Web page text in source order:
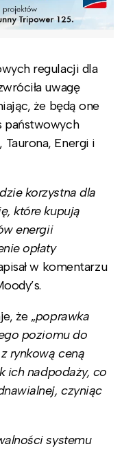
regulacji dla
uwagę
że będą one
państwowych
Energi i
korzystna dla
które kupują
energii
opłaty
w komentarzu
że „poprawka
poziomu do
rynkową ceną
ich nadpodaży, co
czyniąc
systemu